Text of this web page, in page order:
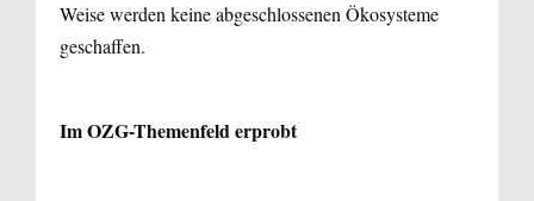
Weise werden keine abgeschlossenen Ökosysteme
geschaffen.
Im OZG-Themenfeld erprobt